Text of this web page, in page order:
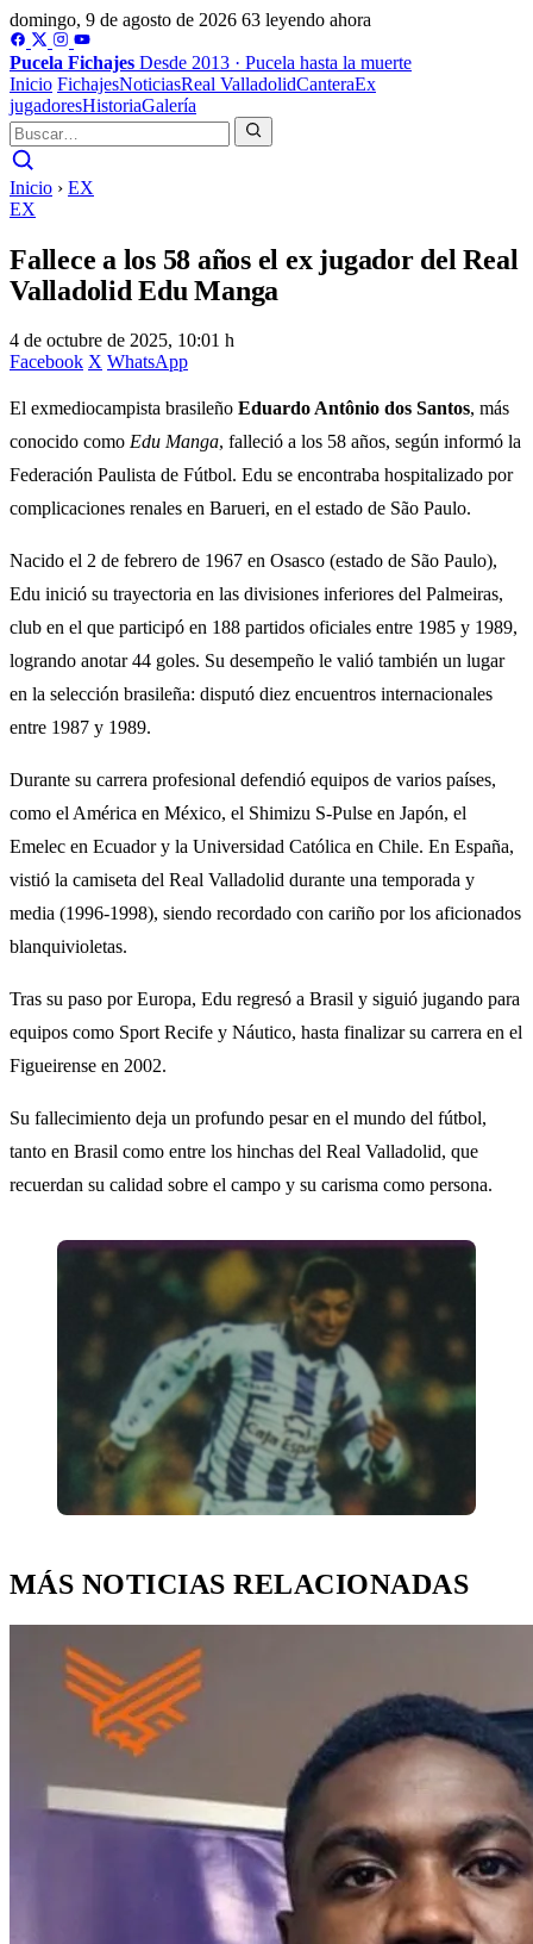
domingo, 9 de agosto de 2026 63 leyendo ahora
Pucela Fichajes Desde 2013 · Pucela hasta la muerte
Inicio FichajesNoticiasReal ValladolidCanteraEx
jugadoresHistoriaGalería
Inicio › EX
EX
Fallece a los 58 años el ex jugador del Real
Valladolid Edu Manga
4 de octubre de 2025, 10:01 h
Facebook X WhatsApp
El exmediocampista brasileño Eduardo Antônio dos Santos, más
conocido como Edu Manga, falleció a los 58 años, según informó la
Federación Paulista de Fútbol. Edu se encontraba hospitalizado por
complicaciones renales en Barueri, en el estado de São Paulo.
Nacido el 2 de febrero de 1967 en Osasco (estado de São Paulo),
Edu inició su trayectoria en las divisiones inferiores del Palmeiras,
club en el que participó en 188 partidos oficiales entre 1985 y 1989,
logrando anotar 44 goles. Su desempeño le valió también un lugar
en la selección brasileña: disputó diez encuentros internacionales
entre 1987 y 1989.
Durante su carrera profesional defendió equipos de varios países,
como el América en México, el Shimizu S-Pulse en Japón, el
Emelec en Ecuador y la Universidad Católica en Chile. En España,
vistió la camiseta del Real Valladolid durante una temporada y
media (1996-1998), siendo recordado con cariño por los aficionados
blanquivioletas.
Tras su paso por Europa, Edu regresó a Brasil y siguió jugando para
equipos como Sport Recife y Náutico, hasta finalizar su carrera en el
Figueirense en 2002.
Su fallecimiento deja un profundo pesar en el mundo del fútbol,
tanto en Brasil como entre los hinchas del Real Valladolid, que
recuerdan su calidad sobre el campo y su carisma como persona.
MÁS NOTICIAS RELACIONADAS